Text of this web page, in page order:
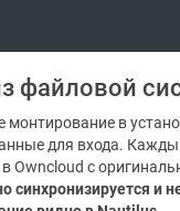
файловой
в
для входа.
Owncloud с
синхронизируется и